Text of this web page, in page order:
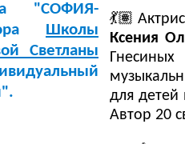
"СОФИЯ-
Школы
Светланы
💃🏽
Ксения
для детей
Автор 20